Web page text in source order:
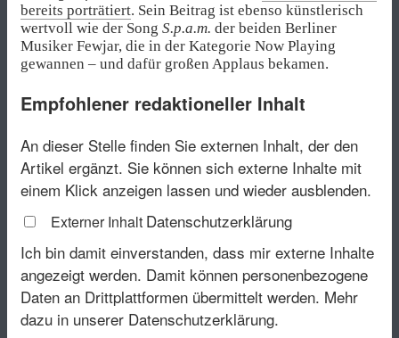
bereits porträtiert. Sein Beitrag ist ebenso künstlerisch
wertvoll wie der Song S.p.a.m. der beiden Berliner
Musiker Fewjar, die in der Kategorie Now Playing
gewannen – und dafür großen Applaus bekamen.
Empfohlener redaktioneller Inhalt
An dieser Stelle finden Sie externen Inhalt, der den
Artikel ergänzt. Sie können sich externe Inhalte mit
einem Klick anzeigen lassen und wieder ausblenden.
Externer Inhalt Datenschutzerklärung
Ich bin damit einverstanden, dass mir externe Inhalte
angezeigt werden. Damit können personenbezogene
Daten an Drittplattformen übermittelt werden. Mehr
dazu in unserer Datenschutzerklärung.